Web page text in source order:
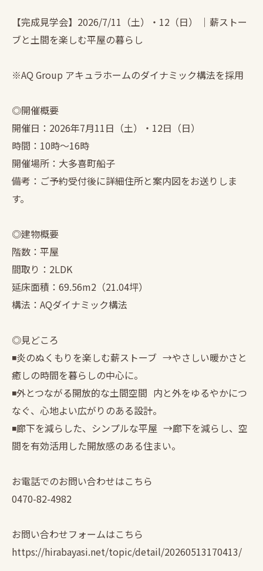
【完成見学会】2026/7/11（土）・12（日） ｜薪ストー
ブと土間を楽しむ平屋の暮らし
※AQ Group アキュラホームのダイナミック構法を採用
◎開催概要
開催日：2026年7月11日（土）・12日（日）
時間：10時〜16時
開催場所：大多喜町船子
備考：ご予約受付後に詳細住所と案内図をお送りしま
す。
◎建物概要
階数：平屋
間取り：2LDK
延床面積：69.56m2（21.04坪）
構法：AQダイナミック構法
◎見どころ
◾️炎のぬくもりを楽しむ薪ストーブ →やさしい暖かさと
癒しの時間を暮らしの中心に。
◾️外とつながる開放的な土間空間 内と外をゆるやかにつ
なぐ、心地よい広がりのある設計。
◾️廊下を減らした、シンプルな平屋 →廊下を減らし、空
間を有効活用した開放感のある住まい。
お電話でのお問い合わせはこちら
0470-82-4982
お問い合わせフォームはこちら
https://hirabayasi.net/topic/detail/20260513170413/